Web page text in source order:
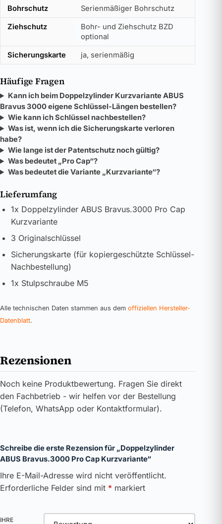
Bohrschutz Serienmäßiger Bohrschutz
Ziehschutz
Bohr- und Ziehschutz BZD
optional
Sicherungskarte ja, serienmäßig
Häufige Fragen
Kann ich beim Doppelzylinder Kurzvariante ABUS
Bravus 3000 eigene Schlüssel-Längen bestellen?
Wie kann ich Schlüssel nachbestellen?
Was ist, wenn ich die Sicherungskarte verloren
habe?
Wie lange ist der Patentschutz noch gültig?
Was bedeutet „Pro Cap“?
Was bedeutet die Variante „Kurzvariante“?
Lieferumfang
1x Doppelzylinder ABUS Bravus.3000 Pro Cap
Kurzvariante
3 Originalschlüssel
Sicherungskarte (für kopiergeschützte Schlüssel-
Nachbestellung)
1x Stulpschraube M5
Alle technischen Daten stammen aus dem offiziellen Hersteller-
Datenblatt.
Rezensionen
Noch keine Produktbewertung. Fragen Sie direkt
den Fachbetrieb - wir helfen vor der Bestellung
(Telefon, WhatsApp oder Kontaktformular).
Schreibe die erste Rezension für „Doppelzylinder
ABUS Bravus.3000 Pro Cap Kurzvariante“
Ihre E-Mail-Adresse wird nicht veröffentlicht.
Erforderliche Felder sind mit * markiert
IHRE